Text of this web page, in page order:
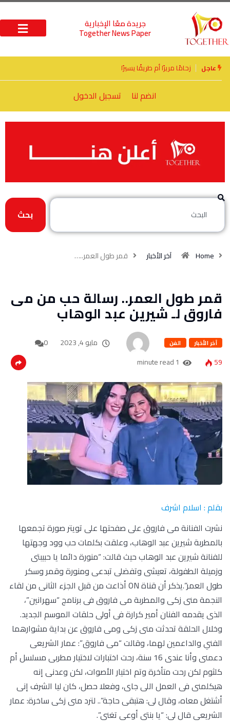
جريدة معًا الإخبارية
Together News Paper
عاجل الأخوة الأعداء وحتمًا لابد من لقاء
انضم لنا تسجيل الدخول
بحث
Home آخر الأخبار قمر طول العمر..…
قمر طول العمر.. رسالة حب من مى
فاروق لـ شيرين عبد الوهاب
آخر الأخبار الفن مايو 4, 2023
0
59
1 minute read
بقلم : اسلام اشرف
نشرت الفنانة مى فاروق على صفحتها على تويتر صورة تجمعها
بالمطربة شيرين عبد الوهاب، وعلقت بكلمات حب وود وجهتها
للفنانة شيرين عبد الوهاب حيث قالت: “منورة دائما يا حبيبتى
وزميلة الطفولة، تعيشى وتفضلى تبدعى ومنورة وقمر وسكر
طول العمر”.يذكر أن قناة ON أذاعت من قبل الجزء الثانى من لقاء
النجمة منى زكى والمطربة مى فاروق فى برنامج “سهرانين”،
الذى يقدمه الفنان أمير كرارة فى أولى حلقات الموسم الجديد.
وخلال الحلقة تحدثت منى زكى ومى فاروق عن بداية مشوارهما
الفني والداعمين لهما، وقالت “مى فاروق”: عمار الشريعى
دعمنى وأنا عندى 16 سنة، رحت اختبارات لاختيار مطربى مسلسل أم
كلثوم لكن رحت متأخرة وتم اختيار الأصوات، لكن وعدنى إنه
هيكلمنى فى العمل اللى جاى، وفعلا حصل، كان ليا الشرف إنى
أشتغل معاه، وقال لى: هتبقى حاجة”.. لترد منى زكى ساخرة: عمار
الشريعى قال لى: “يا بنتى أوعى تغنى”.